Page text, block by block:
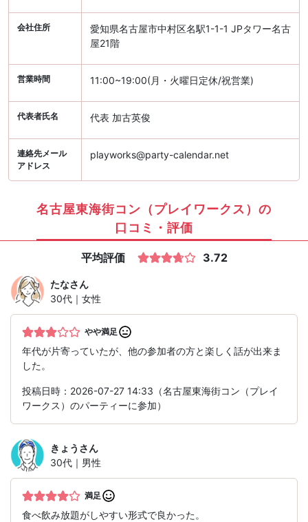
会社住所
愛知県名古屋市中村区名駅1-1-1 JPタワー名古
屋21階
営業時間 11:00~19:00(月・火曜日定休/祝営業)
代表者氏名 代表 加古英俊
連絡先メール
アドレス
playworks@party-calendar.net
名古屋東海街コン（プレイワークス）の
口コミ・評価
平均評価 3.72
たなさん
30代｜女性
やや満足
年代が片寄っていたが、他の参加者の方と楽しく話が出来ま
した。
投稿日時：2026-07-27 14:33（名古屋東海街コン（プレイ
ワークス）のパーティーに参加）
きょう さん
30代｜男性
満足
食べ飲み放題がしやすい形式で良かった。